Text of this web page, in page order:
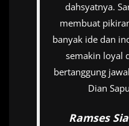
dahsyatnya.
membuat
banyak ide dan
semakin loyal
bertanggung
Dian
Ramses